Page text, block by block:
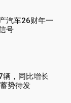
汽车26财年一
号
，同比增长
势待发